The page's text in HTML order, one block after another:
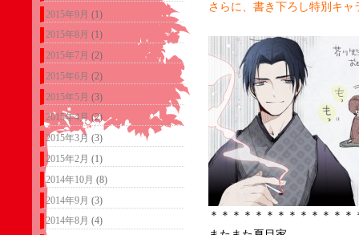
2015年9月 (1)
2015年8月 (1)
2015年7月 (2)
2015年6月 (2)
2015年5月 (3)
2015年4月 (2)
2015年3月 (3)
2015年2月 (1)
2014年10月 (8)
2014年9月 (3)
2014年8月 (4)
さらに、書き下ろし特別キ
＊＊＊＊＊＊＊＊＊＊＊＊